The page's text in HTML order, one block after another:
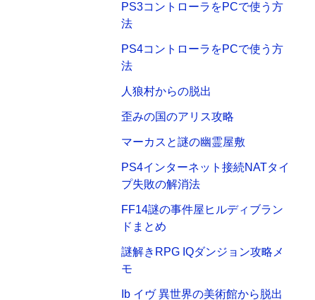
PS3コントローラをPCで使う方
法
PS4コントローラをPCで使う方
法
人狼村からの脱出
歪みの国のアリス攻略
マーカスと謎の幽霊屋敷
PS4インターネット接続NATタイ
プ失敗の解消法
FF14謎の事件屋ヒルディブラン
ドまとめ
謎解きRPG IQダンジョン攻略メ
モ
Ib イヴ 異世界の美術館から脱出